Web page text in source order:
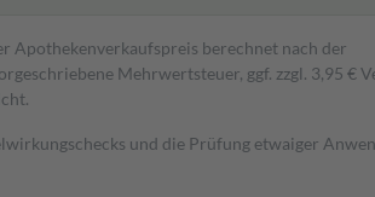
Apothekenverkaufspreis berechnet nach der
Mehrwertsteuer, ggf. zzgl. 3,95 €
und die Prüfung etwaiger